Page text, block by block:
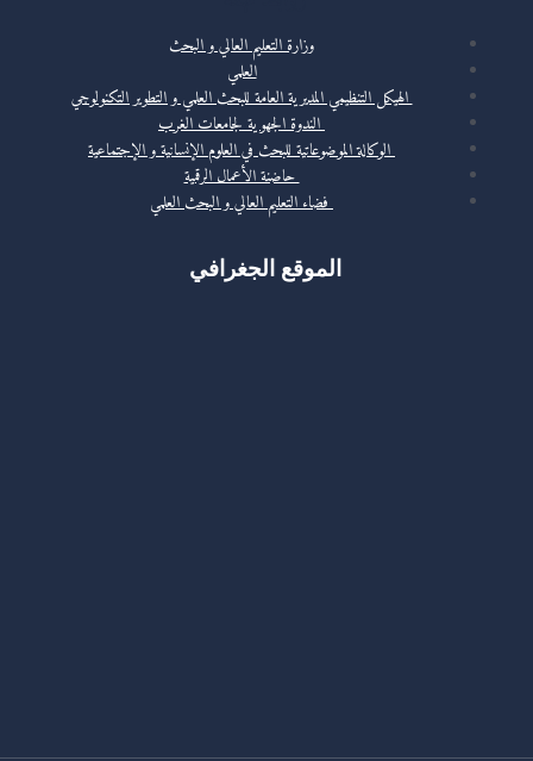
وزارة التعليم العالي و البحث
العلمي
الهيكل التنظيمي المديرية العامة للبحث العلمي و التطوير التكنولوجي
الندوة الجهوية لجامعات الغرب
الوكالة الموضوعاتية للبحث في العلوم الإنسانية و الإجتماعية
حاضنة الأعمال الرقمية
فضاء التعليم العالي و البحث العلمي
الموقع الجغرافي